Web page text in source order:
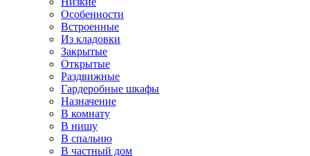
Особенности
Встроенные
Из кладовки
Закрытые
Открытые
Раздвижные
Гардеробные шкафы
Назначение
В комнату
В нишу
В спальню
В частный дом